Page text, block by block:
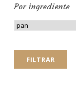
Por ingrediente